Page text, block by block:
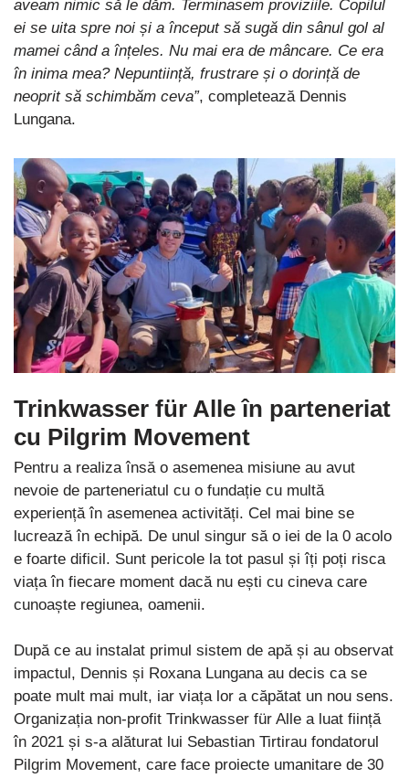
aveam nimic să le dăm. Terminasem proviziile. Copilul
ei se uita spre noi și a început să sugă din sânul gol al
mamei când a înțeles. Nu mai era de mâncare. Ce era
în inima mea? Nepuntiință, frustrare și o dorință de
neoprit să schimbăm ceva”, completează Dennis
Lungana.
Trinkwasser für Alle în parteneriat
cu Pilgrim Movement
Pentru a realiza însă o asemenea misiune au avut
nevoie de parteneriatul cu o fundație cu multă
experiență în asemenea activități. Cel mai bine se
lucrează în echipă. De unul singur să o iei de la 0 acolo
e foarte dificil. Sunt pericole la tot pasul și îți poți risca
viața în fiecare moment dacă nu ești cu cineva care
cunoaște regiunea, oamenii.
După ce au instalat primul sistem de apă și au observat
impactul, Dennis și Roxana Lungana au decis ca se
poate mult mai mult, iar viața lor a căpătat un nou sens.
Organizația non-profit Trinkwasser für Alle a luat ființă
în 2021 și s-a alăturat lui Sebastian Tirtirau fondatorul
Pilgrim Movement, care face proiecte umanitare de 30